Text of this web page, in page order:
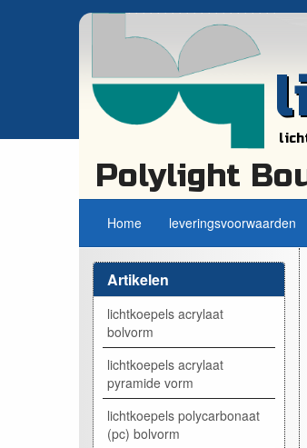
Polylight
Home leveringsvoorwaarden
Artikelen
lichtkoepels acrylaat
bolvorm
lichtkoepels acrylaat
pyramide vorm
lichtkoepels polycarbonaat
(pc) bolvorm